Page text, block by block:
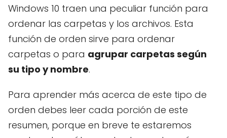
Windows 10 traen una peculiar función para
ordenar las carpetas y los archivos. Esta
función de orden sirve para ordenar
carpetas o para agrupar carpetas según
su tipo y nombre.
Para aprender más acerca de este tipo de
orden debes leer cada porción de este
resumen, porque en breve te estaremos